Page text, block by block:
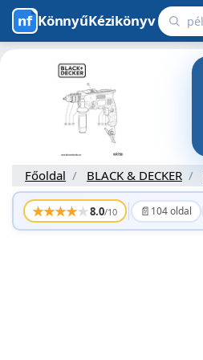
KönnyűKézikönyv
Főoldal BLACK & DECKER
★★★★★8.0/10 📄 104 oldal